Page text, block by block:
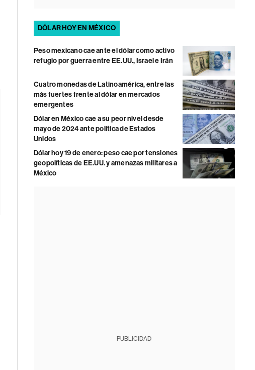
DÓLAR HOY EN MÉXICO
Peso mexicano cae ante el dólar como activo
refugio por guerra entre EE.UU., Israel e Irán
Cuatro monedas de Latinoamérica, entre las
más fuertes frente al dólar en mercados
emergentes
Dólar en México cae a su peor nivel desde
mayo de 2024 ante política de Estados
Unidos
Dólar hoy 19 de enero: peso cae por tensiones
geopolíticas de EE.UU. y amenazas militares a
México
PUBLICIDAD